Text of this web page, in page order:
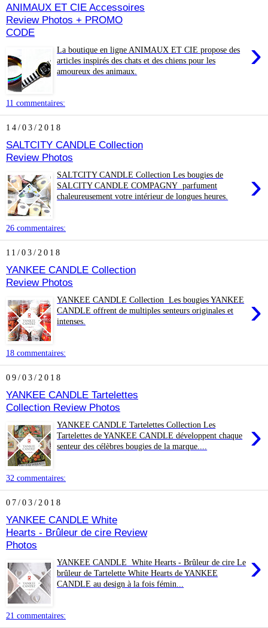
ANIMAUX ET CIE Accessoires
Review Photos + PROMO
CODE
›
La boutique en ligne ANIMAUX ET CIE propose des
articles inspirés des chats et des chiens pour les
amoureux des animaux.
11 commentaires:
14/03/2018
SALTCITY CANDLE Collection
Review Photos
›
SALTCITY CANDLE Collection Les bougies de
SALCITY CANDLE COMPAGNY parfument
chaleureusement votre intérieur de longues heures.
26 commentaires:
11/03/2018
YANKEE CANDLE Collection
Review Photos
›
YANKEE CANDLE Collection Les bougies YANKEE
CANDLE offrent de multiples senteurs originales et
intenses.
18 commentaires:
09/03/2018
YANKEE CANDLE Tartelettes
Collection Review Photos
›
YANKEE CANDLE Tartelettes Collection Les
Tartelettes de YANKEE CANDLE développent chaque
senteur des célèbres bougies de la marque....
32 commentaires:
07/03/2018
YANKEE CANDLE White
Hearts - Brûleur de cire Review
Photos
›
YANKEE CANDLE White Hearts - Brûleur de cire Le
brûleur de Tartelette White Hearts de YANKEE
CANDLE au design à la fois fémin...
21 commentaires: